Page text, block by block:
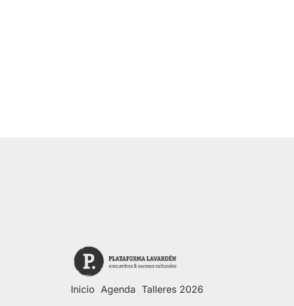
Inicio Agenda Talleres 2026